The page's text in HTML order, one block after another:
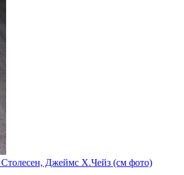
Джеймс Х.Чейз (см фото)